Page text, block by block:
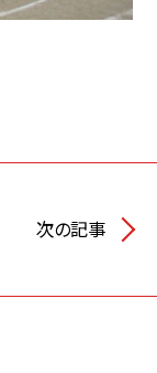
次の記事